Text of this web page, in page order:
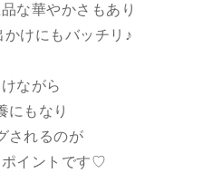
な華やかさもあり
けにもバッチリ♪
ながら
にもなり
されるのが
イントです♡